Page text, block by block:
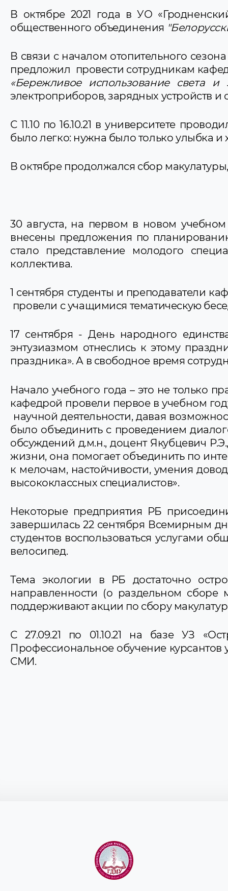
В октябре 2021 года в УО
общественного объединения
В связи с началом отопительного
предложил провести сотрудникам
«Бережливое использование света и
электроприборов, зарядных устройств и
С 11.10 по 16.10.21 в университете
было легко: нужна было только улыбка
В октябре продолжался сбор
30 августа, на первом в новом
внесены предложения по
стало представление молодого
коллектива.
1 сентября студенты и преподаватели
провели с учащимися тематическую
17 сентября - День народного
энтузиазмом отнеслись к этому
праздника». А в свободное время
Начало учебного года – это не только
кафедрой провели первое в учебном
научной деятельности, давая
было объединить с проведением
обсуждений д.м.н., доцент Якубцевич
жизни, она помогает объединить по
к мелочам, настойчивости, умения
высококлассных специалистов».
Некоторые предприятия РБ
завершилась 22 сентября Всемирным
студентов воспользоваться услугами
велосипед.
Тема экологии в РБ достаточно
направленности (о раздельном сборе
поддерживают акции по сбору
С 27.09.21 по 01.10.21 на базе УЗ
Профессиональное обучение курсантов
СМИ.